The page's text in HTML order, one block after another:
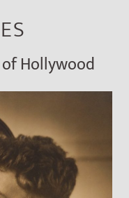
Hollywood